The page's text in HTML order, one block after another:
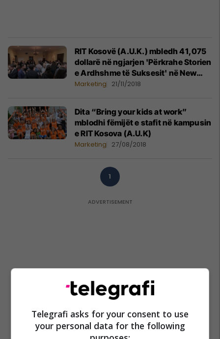
RIT Kosovë (A.U.K.) mbledh 41,075
dollarë në ngjarjen 'Përkrahe Storien
e Ardhshme të Suksesit' në New
York
Marketing 21/11/2018
Dita “Bring your kids at work”
mblodhi fëmijët e stafit në kampusin
e RIT Kosova (A.U.K)
Marketing 27/08/2018
1
Telegrafi asks for your consent to use
your personal data for the following